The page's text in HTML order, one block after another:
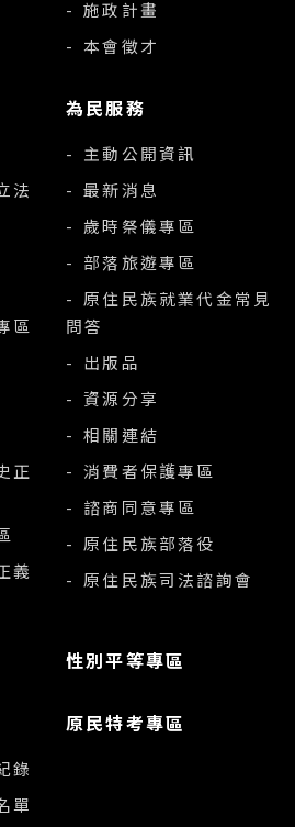
- 施政計畫
- 本會徵才
法
區
正
義
為民服務
- 主動公開資訊
- 最新消息
- 歲時祭儀專區
- 部落旅遊專區
- 原住民族就業代金常見
問答
- 出版品
- 資源分享
- 相關連結
- 消費者保護專區
- 諮商同意專區
- 原住民族部落役
- 原住民族司法諮詢會
性別平等專區
錄
單
原民特考專區